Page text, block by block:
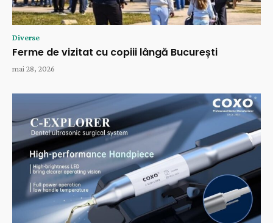
Diverse
Ferme de vizitat cu copiii lângă București
mai 28, 2026